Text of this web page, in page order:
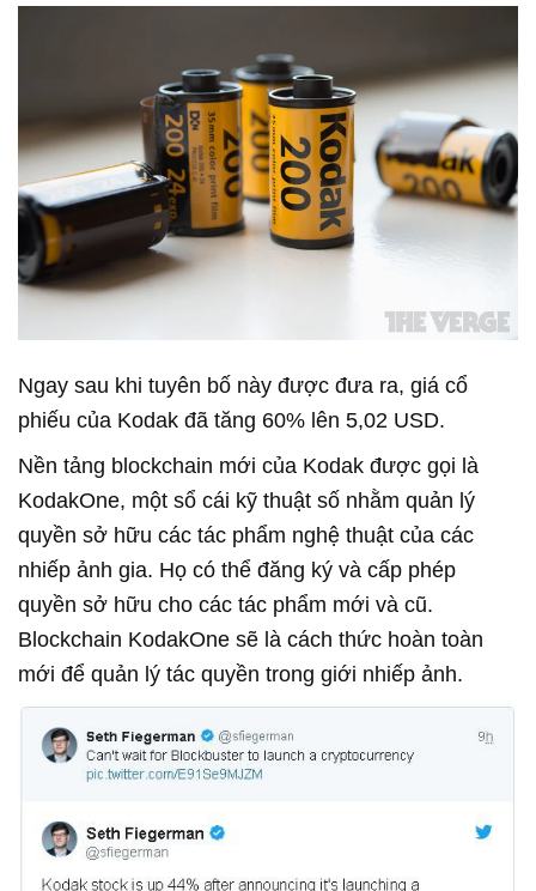
Ngay sau khi tuyên bố này được đưa ra, giá cổ
phiếu của Kodak đã tăng 60% lên 5,02 USD.
Nền tảng blockchain mới của Kodak được gọi là
KodakOne, một sổ cái kỹ thuật số nhằm quản lý
quyền sở hữu các tác phẩm nghệ thuật của các
nhiếp ảnh gia. Họ có thể đăng ký và cấp phép
quyền sở hữu cho các tác phẩm mới và cũ.
Blockchain KodakOne sẽ là cách thức hoàn toàn
mới để quản lý tác quyền trong giới nhiếp ảnh.